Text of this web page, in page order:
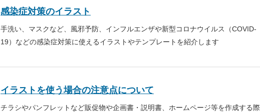
感染症対策のイラスト
手洗い、マスクなど、風邪予防、インフルエンザや新型コロナウイルス（COVID-
19）などの感染症対策に使えるイラストやテンプレートを紹介します
イラストを使う場合の注意点について
チラシやパンフレットなど販促物や企画書・説明書、ホームページ等を作成する際